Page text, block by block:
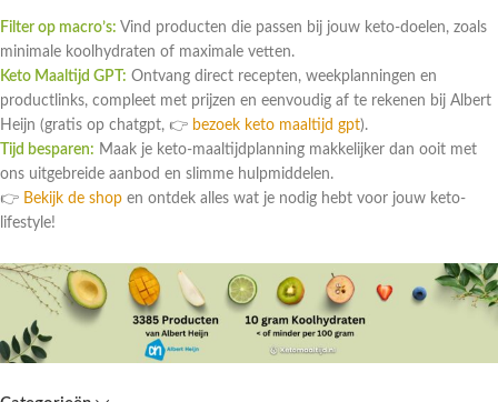
Filter op macro’s: Vind producten die passen bij jouw keto-doelen, zoals
minimale koolhydraten of maximale vetten.
Keto Maaltijd GPT: Ontvang direct recepten, weekplanningen en
productlinks, compleet met prijzen en eenvoudig af te rekenen bij Albert
Heijn (gratis op chatgpt, 👉 bezoek keto maaltijd gpt).
Tijd besparen: Maak je keto-maaltijdplanning makkelijker dan ooit met
ons uitgebreide aanbod en slimme hulpmiddelen.
👉 Bekijk de shop en ontdek alles wat je nodig hebt voor jouw keto-
lifestyle!